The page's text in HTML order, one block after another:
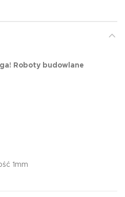
Roboty budowlane
1mm